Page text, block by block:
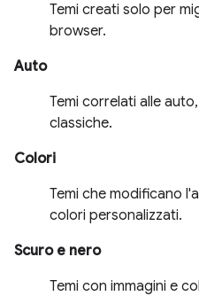
Temi creati solo per
browser.
Auto
Temi correlati alle
classiche.
Colori
Temi che modificano
colori personalizzati.
Scuro e nero
Temi con immagini e